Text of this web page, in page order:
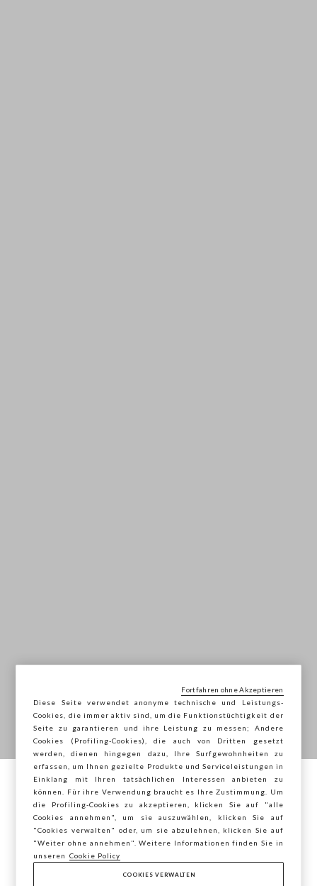
Sie surfen auf der Seite von STEFANEL
Österreich, möchten Sie Ihren Standort
speichern?
BESTÄTIGEN
Diese Seite verwendet anonyme technische und Leistungs-
Cookies, die immer aktiv sind, um die Funktionstüchtigkeit der
Seite zu garantieren und ihre Leistung zu messen; Andere
Cookies (Profiling-Cookies), die auch von Dritten gesetzt
werden, dienen hingegen dazu, Ihre Surfgewohnheiten zu
erfassen, um Ihnen gezielte Produkte und Serviceleistungen in
Einklang mit Ihren tatsächlichen Interessen anbieten zu
können. Für ihre Verwendung braucht es Ihre Zustimmung. Um
die Profiling-Cookies zu akzeptieren, klicken Sie auf "alle
Cookies annehmen", um sie auszuwählen, klicken Sie auf
"Cookies verwalten" oder, um sie abzulehnen, klicken Sie auf
"Weiter ohne annehmen". Weitere Informationen finden Sie in
unseren
Cookie Policy
COOKIES VERWALTEN
Fortfahren ohne Akzeptieren